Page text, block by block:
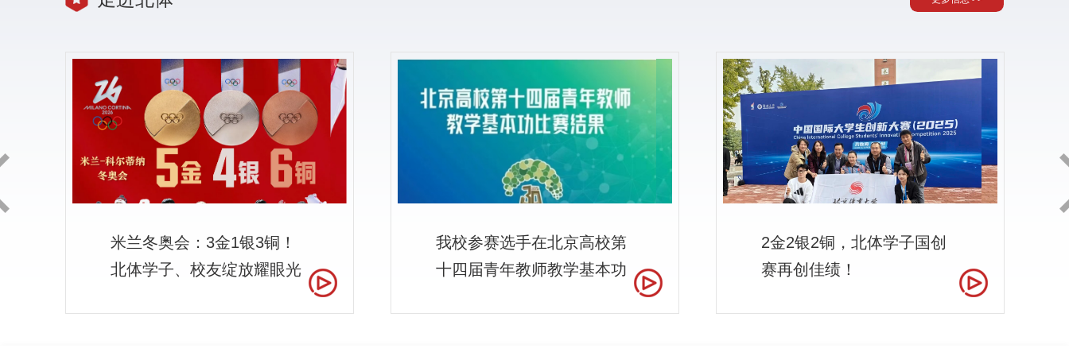
Previous
米兰冬奥会：3金1银3铜！
北体学子、校友绽放耀眼光
我校参赛选手在北京高校第
十四届青年教师教学基本功
2金2银2铜，北体学子国创
赛再创佳绩！
Next